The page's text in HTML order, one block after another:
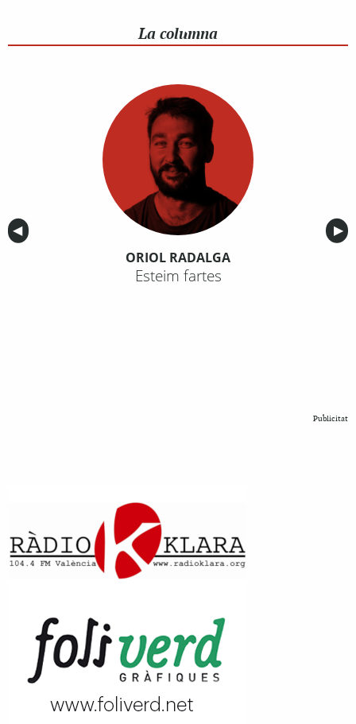
La columna
Anterior
◀︎ ▶︎
ORIOL RADALGA
Esteim fartes
Publicitat